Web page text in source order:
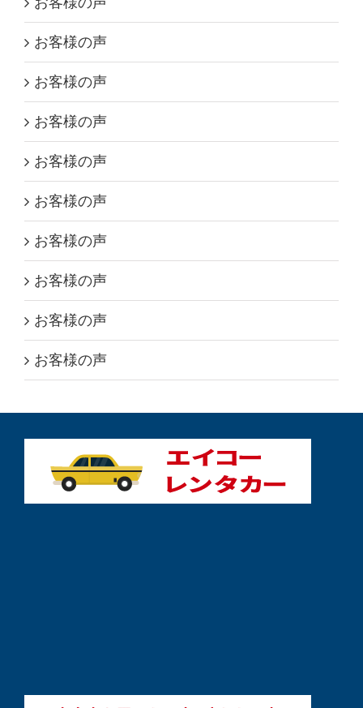
お客様の声
お客様の声
お客様の声
お客様の声
お客様の声
お客様の声
お客様の声
お客様の声
お客様の声